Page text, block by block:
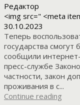
Редактор
<img src=" <meta
30.10.2023
Теперь
государства
сообщили
пресс-службе
частности, закон
проживания в с...
Continue reading